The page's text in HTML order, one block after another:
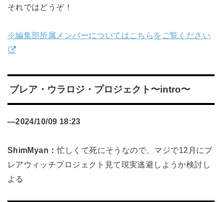
それではどうぞ！
※編集部所属メンバーについてはこちらをご覧ください
ブレア・ウラロジ・プロジェクト〜intro〜
—2024/10/09 18:23
ShimMyan：忙しくて死にそうなので、マジで12月にブ
レアウィッチプロジェクト見て現実逃避しようか検討し
よる